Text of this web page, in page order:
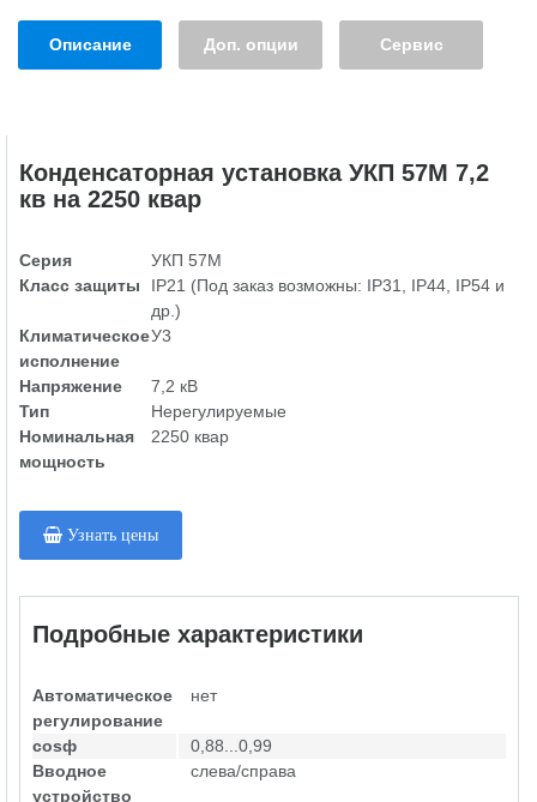
Описание Доп. опции Сервис
Конденсаторная установка УКП 57М 7,2
кв на 2250 квар
Серия
УКП 57М
Класс защиты
IP21 (Под заказ возможны: IP31, IP44, IP54 и
др.)
Климатическое
исполнение
У3
Напряжение
7,2 кВ
Тип
Нерегулируемые
Номинальная
мощность
2250 квар
Узнать цены
Подробные характеристики
Автоматическое
регулирование
нет
cosф
0,88...0,99
Вводное
устройство
слева/справа